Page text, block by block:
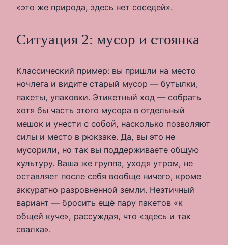
«это же природа, здесь нет соседей».
Ситуация 2: мусор и стоянка
Классический пример: вы пришли на место
ночлега и видите старый мусор — бутылки,
пакеты, упаковки. Этикетный ход — собрать
хотя бы часть этого мусора в отдельный
мешок и унести с собой, насколько позволяют
силы и место в рюкзаке. Да, вы это не
мусорили, но так вы поддерживаете общую
культуру. Ваша же группа, уходя утром, не
оставляет после себя вообще ничего, кроме
аккуратно разровненной земли. Неэтичный
вариант — бросить ещё пару пакетов «к
общей куче», рассуждая, что «здесь и так
свалка».